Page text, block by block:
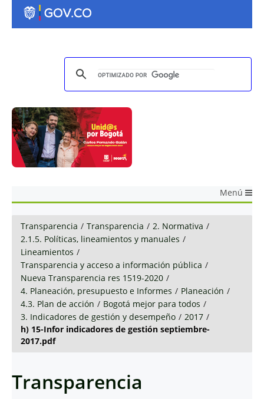
Menú
Transparencia / Transparencia / 2. Normativa /
2.1.5. Políticas, lineamientos y manuales /
Lineamientos /
Transparencia y acceso a información pública /
Nueva Transparencia res 1519-2020 /
4. Planeación, presupuesto e Informes / Planeación /
4.3. Plan de acción / Bogotá mejor para todos /
3. Indicadores de gestión y desempeño / 2017 /
h) 15-Infor indicadores de gestión septiembre-
2017.pdf
Transparencia